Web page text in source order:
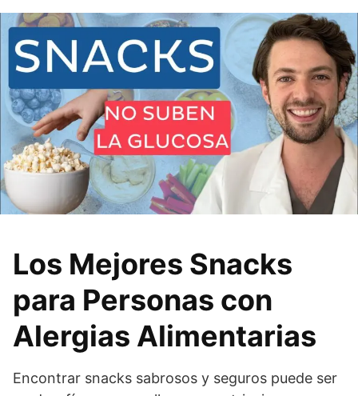
Los Mejores Snacks
para Personas con
Alergias Alimentarias
Encontrar snacks sabrosos y seguros puede ser